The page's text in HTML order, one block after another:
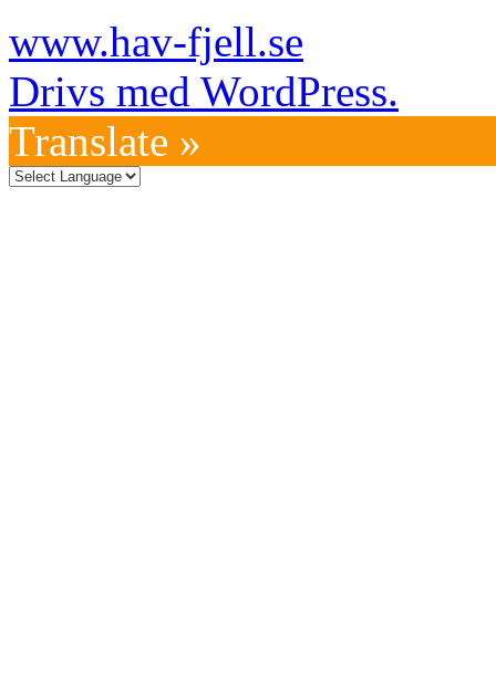
www.hav-fjell.se
Drivs med WordPress.
Translate »